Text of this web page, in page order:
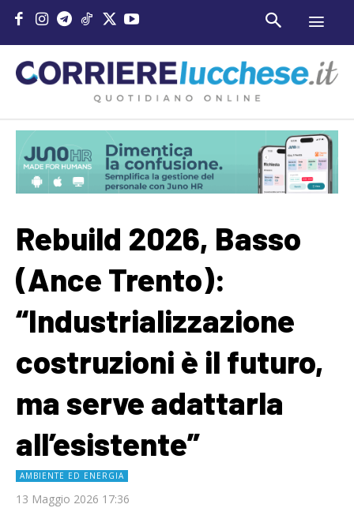
Rebuild 2026, Basso
(Ance Trento):
“Industrializzazione
costruzioni è il futuro,
ma serve adattarla
all’esistente”
AMBIENTE ED ENERGIA
13 Maggio 2026 17:36